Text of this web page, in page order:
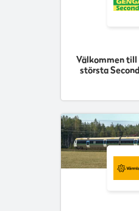
Välkommen till
största